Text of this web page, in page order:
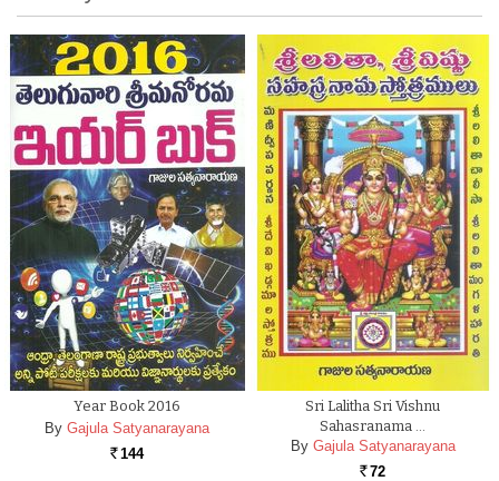
Year Book 2016
By Gajula Satyanarayana
Rs. 144
Sri Lalitha Sri Vishnu
Sahasranama …
By Gajula Satyanarayana
Rs. 72